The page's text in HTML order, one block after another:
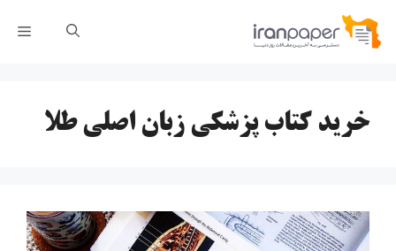
پرش
خرید کتاب پزشکی زبان اصلی طلا